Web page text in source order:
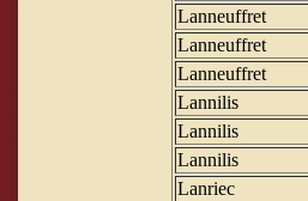
Lanneuffret
Lanneuffret
Lanneuffret
Lannilis
Lannilis
Lannilis
Lanriec